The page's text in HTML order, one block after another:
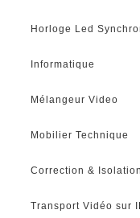
Horloge Led
Informatique
Mélangeur Video
Mobilier Technique
Correction &
Transport Vidéo sur